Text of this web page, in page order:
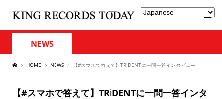
NEWS
HOME NEWS 【#スマホで答えて】TRiDENTに一問一答インタビュー
【#スマホで答えて】TRiDENTに一問一答インタ